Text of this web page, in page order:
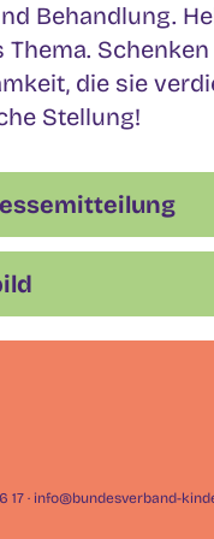
Behandlung.
die sie
Stellung!
17 · info@bundesverband-